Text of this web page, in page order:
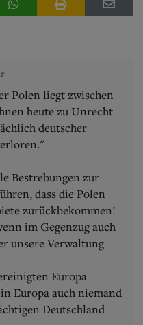
Polen liegt zwischen
heute zu Unrecht
deutscher
Bestrebungen zur
dass die Polen
zurückbekommen!
im Gegenzug auch
unsere Verwaltung
Europa
Europa auch niemand
Deutschland